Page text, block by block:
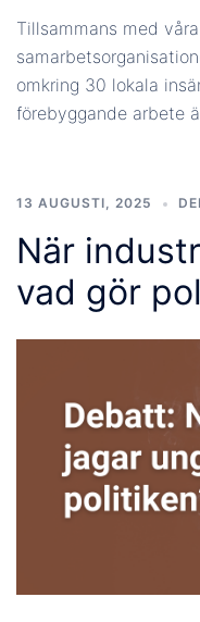
Tillsammans med
omkring 30 lokala
förebyggande arbete
13 AUGUSTI, 2025
När
vad gör